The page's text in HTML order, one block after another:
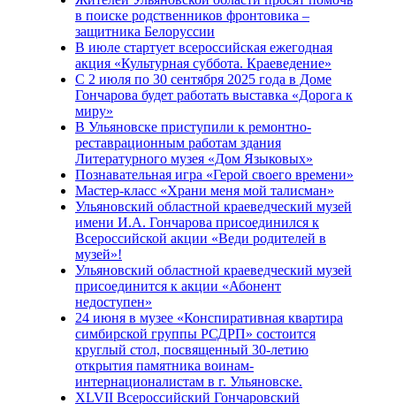
в поиске родственников фронтовика –
защитника Белоруссии
В июле стартует всероссийская ежегодная
акция «Культурная суббота. Краеведение»
С 2 июля по 30 сентября 2025 года в Доме
Гончарова будет работать выставка «Дорога к
миру»
В Ульяновске приступили к ремонтно-
реставрационным работам здания
Литературного музея «Дом Языковых»
Познавательная игра «Герой своего времени»
Мастер-класс «Храни меня мой талисман»
Ульяновский областной краеведческий музей
имени И.А. Гончарова присоединился к
Всероссийской акции «Веди родителей в
музей»!
Ульяновский областной краеведческий музей
присоединится к акции «Абонент
недоступен»
24 июня в музее «Конспиративная квартира
симбирской группы РСДРП» состоится
круглый стол, посвященный 30-летию
открытия памятника воинам-
интернационалистам в г. Ульяновске.
XLVII Всероссийский Гончаровский